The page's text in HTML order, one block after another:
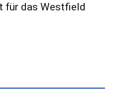
für das Westfield